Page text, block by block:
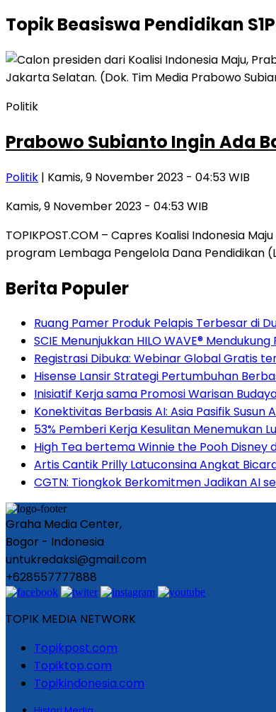
TopikBeasiswa Pendidikan
Politik
Prabowo Subianto Ingin Ada
Politik | Kamis, 9 November 2023 - 04:53 WIB
Kamis, 9 November 2023 - 04:53 WIB
TOPIKPOST.COM – Capres Koalisi Indonesia
program Lembaga Pengelola Dana Pendidikan
Berita Populer
Ruang Pamer Produk Pelapis Terbesar di
SCIE Menunjukkan HILO WAVE®
Registrasi Dibuka: Webinar Global Gratis
Hisense Lansir Strategi Pertumbuhan
Inisiatif Kerja sama Promosi Warisan
Konektivitas Berbasis AI: Asia Pasifik
53% Pemberi Kerja Kesulitan Menemukan
High Tea bertema Winnie the Pooh Disney
Artis Cantik Prilly Latuconsina Angkat
CGTN: Tiongkok Berkomitmen Jadikan AI
Graha Media Center,
Bogor - Indonesia
untukredaksi@gmail.com
+628557777888
TOPIK MEDIA NETWORK
Topikpost.com
Topiktop.com
Topikindonesia.com